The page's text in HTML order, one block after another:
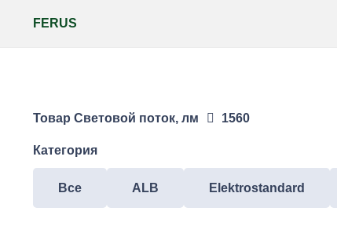
FERUS
Товар Световой поток, лм 1560
Категория
Все ALB Elektrostandard